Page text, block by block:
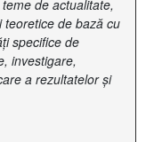
de actualitate,
de bază cu
specifice de
investigare,
a rezultatelor şi